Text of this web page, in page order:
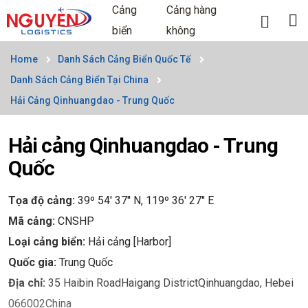
Cảng
biển
Cảng hàng
không
Home
Danh Sách Cảng Biển Quốc Tế
Danh Sách Cảng Biển Tại China
Hải Cảng Qinhuangdao - Trung Quốc
Hải cảng Qinhuangdao - Trung
Quốc
Tọa độ cảng: 39º 54' 37'' N, 119º 36' 27'' E
Mã cảng: CNSHP
Loại cảng biển: Hải cảng [Harbor]
Quốc gia: Trung Quốc
Địa chỉ: 35 Haibin RoadHaigang DistrictQinhuangdao, Hebei
066002China